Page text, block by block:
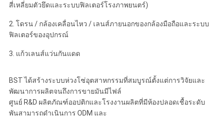
สี่เหลี่ยมตัวยึดและระบบฟิลเตอร์โรงภาพยนตร์)
2. โดรน / กล้องเคลื่อนไหว / เลนส์ภายนอกของกล้องมือถือและระบบ
ฟิลเตอร์ของอุปกรณ์
3. แก้วเลนส์แว่นกันแดด
BST ได้สร้างระบบห่วงโซ่อุตสาหกรรมที่สมบูรณ์ตั้งแต่การวิจัยและ
พัฒนาการผลิตจนถึงการขายมันมีไฟล์
ศูนย์ R&D ผลิตภัณฑ์ออปติกและโรงงานผลิตที่มีห้องปลอดเชื้อระดับ
พันสามารถดำเนินการ ODM และ